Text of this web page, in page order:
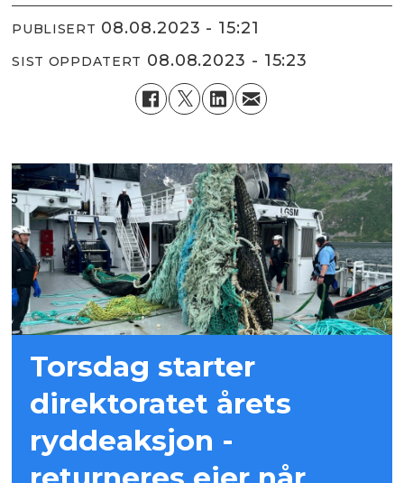
PUBLISERT 08.08.2023 - 15:21
SIST OPPDATERT 08.08.2023 - 15:23
Torsdag starter
direktoratet årets
ryddeaksjon -